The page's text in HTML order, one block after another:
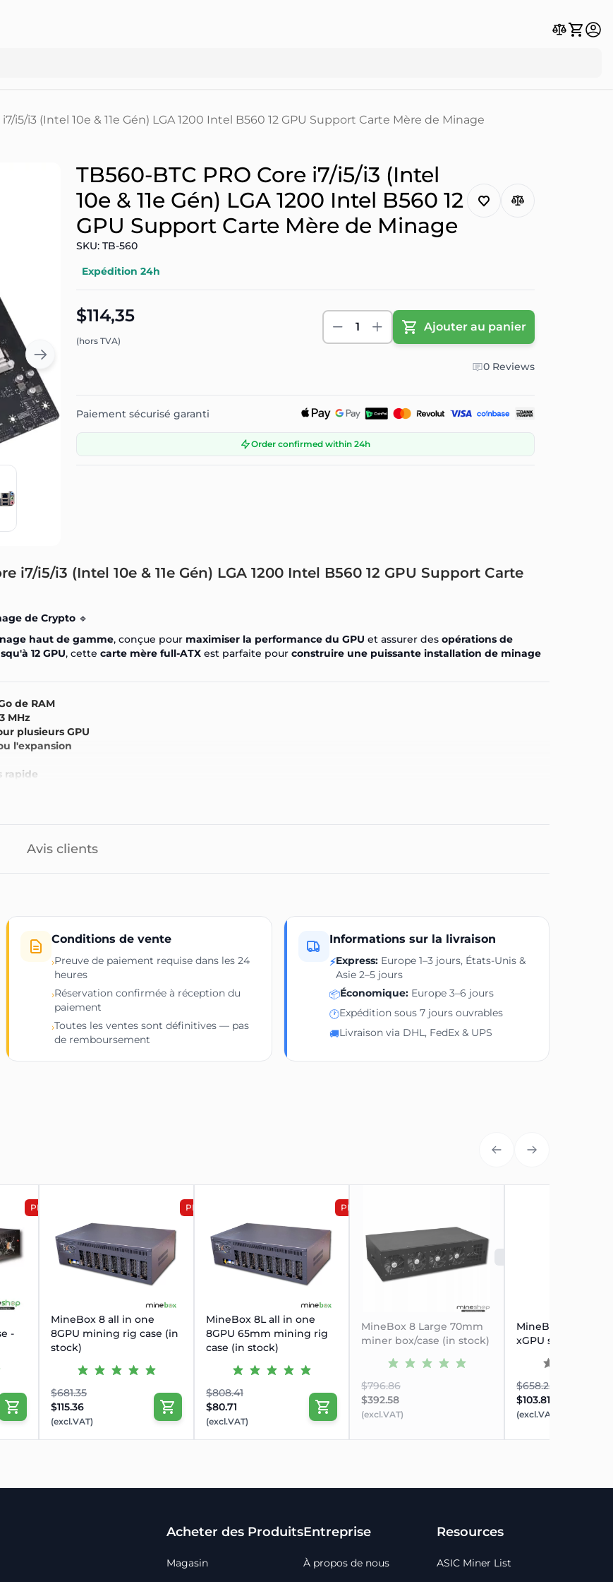
i5/i3 (Intel 10e & 11e Gén) LGA 1200 Intel B560 12 GPU Support Carte Mère de Minage
TB560-BTC PRO Core i7/i5/i3 (Intel
10e & 11e Gén) LGA 1200 Intel B560 12
GPU Support Carte Mère de Minage
SKU: TB-560
Expédition 24h
$114,35
(hors TVA)
1 Ajouter au panier
0 Reviews
Paiement sécurisé garanti
Order confirmed within 24h
i7/i5/i3 (Intel 10e & 11e Gén) LGA 1200 Intel B560 12 GPU Support Carte
de Crypto 🔹
haut de gamme, conçue pour maximiser la performance du GPU et assurer des opérations de
12 GPU, cette carte mère full-ATX est parfaite pour construire une puissante installation de minage
de RAM
MHz
plusieurs GPU
l'expansion
rapide
Avis clients
Conditions de vente
›Preuve de paiement requise dans les 24
heures
›Réservation confirmée à réception du
paiement
›Toutes les ventes sont définitives — pas
de remboursement
Informations sur la livraison
⚡Express:Europe 1–3 jours, États-Unis &
Asie 2–5 jours
📦Économique:Europe 3–6 jours
🕐Expédition sous 7 jours ouvrables
🚚Livraison via DHL, FedEx & UPS
PROMOTION
-
PROMOTION
MineBox 8 all in one
8GPU mining rig case (in
stock)
$681.35
$115.36
(excl.VAT)
PROMOTION
MineBox 8L all in one
8GPU 65mm mining rig
case (in stock)
$808.41
$80.71
(excl.VAT)
MineBox 8 Large 70mm
miner box/case (in stock)
$796.86
$392.58
(excl.VAT)
MineBox 6 all in
xGPU server case
$658.25
$103.81
(excl.VAT)
Acheter des Produits
Magasin
Entreprise
À propos de nous
Resources
ASIC Miner List